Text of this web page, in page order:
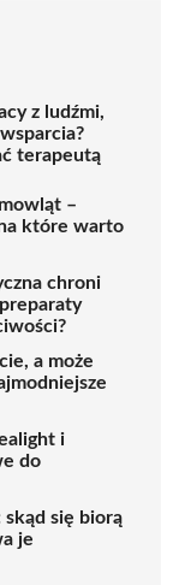
z ludźmi,
terapeutą
–
które warto
chroni
a może
i
do
się biorą
je